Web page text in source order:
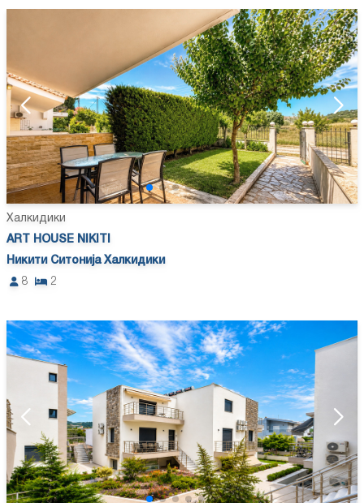
Халкидики
ART HOUSE NIKITI
Никити Ситонија Халкидики
8
2